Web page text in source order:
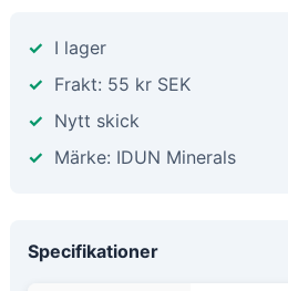
I lager
Frakt: 55 kr SEK
Nytt skick
Märke: IDUN Minerals
Specifikationer